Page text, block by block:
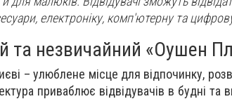
електроніку, комп'ютерну та
та незвичайний «Оушен
– улюблене місце для відпочинку,
приваблює відвідувачів в будні та